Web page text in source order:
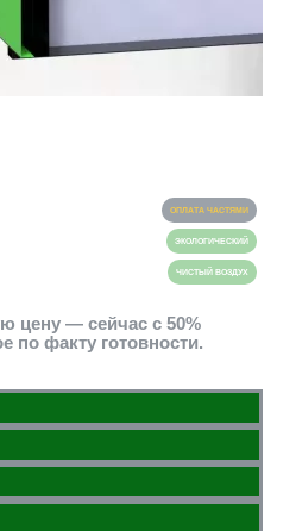
ОПЛАТА ЧАСТЯМИ
ЭКОЛОГИЧЕСКИЙ
ЧИСТЫЙ ВОЗДУХ
цену — сейчас с 50%
по факту готовности.